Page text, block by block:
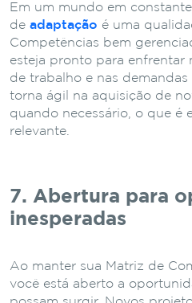
Em um mundo em
de adaptação é uma
Competências bem
esteja pronto para enfrentar
de trabalho e nas demandas
torna ágil na aquisição de
quando necessário, o que é
relevante.
7. Abertura para
inesperadas
Ao manter sua Matriz de
você está aberto a